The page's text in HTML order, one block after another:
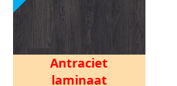
Antraciet
laminaat